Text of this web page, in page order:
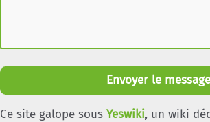
Envoyer le message
Ce site galope sous Yeswiki, un wiki